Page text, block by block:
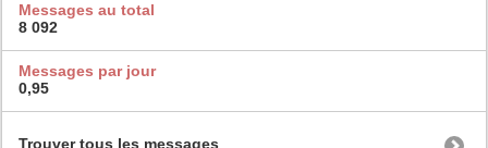
Messages au total
8 092
Messages par jour
0,95
Trouver tous les messages